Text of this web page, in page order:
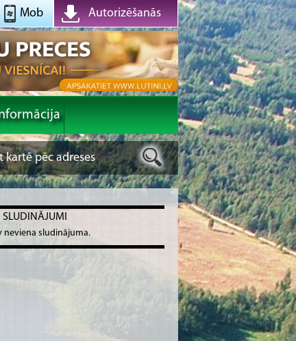
Autorizēšanās
Mob
SLUDINĀJUMI
neviena sludinājuma.